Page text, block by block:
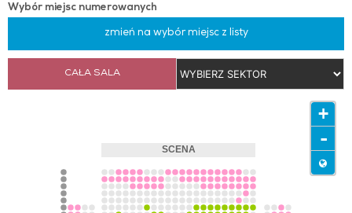
Wybór miejsc numerowanych
zmień na wybór miejsc z listy
CAŁA SALA
+
-